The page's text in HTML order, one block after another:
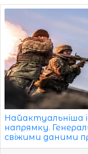
Найактуальніша
напрямку.
свіжими даними